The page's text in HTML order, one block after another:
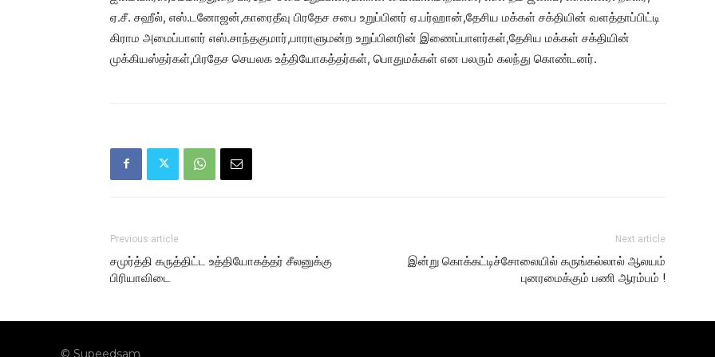
ஏ.சீ. சஹீல், எஸ்.டனோஜன்,காரைதீவு பிரதேச சபை உறுப்பினர் ஏ.பர்ஹான்,தேசிய மக்கள் சக்தியின் வளத்தாப்பிட்டி
கிராம அமைப்பாளர் எஸ்.சாந்தகுமார்,பாராளுமன்ற உறுப்பினரின் இணைப்பாளர்கள்,தேசிய மக்கள் சக்தியின்
முக்கியஸ்தர்கள்,பிரதேச செயலக உத்தியோகத்தர்கள், பொதுமக்கள் என பலரும் கலந்து கொண்டனர்.
Previous article
சமுர்த்தி கருத்திட்ட உத்தியோகத்தர் சீலனுக்கு
பிரியாவிடை
Next article
இன்று கொக்கட்டிச்சோலையில் கருங்கல்லால் ஆலயம்
புனரமைக்கும் பணி ஆரம்பம் !
© Supeedsam